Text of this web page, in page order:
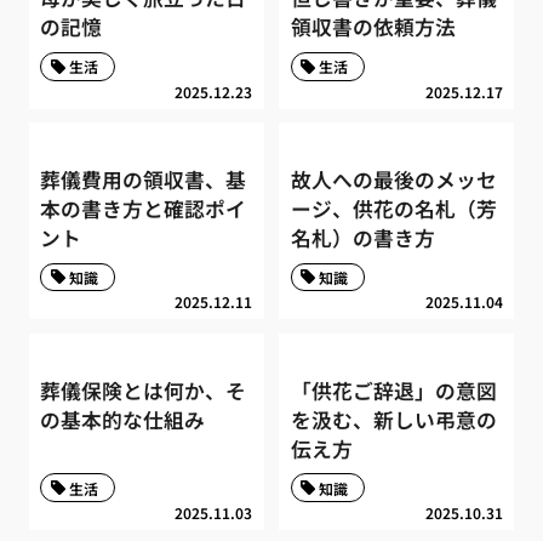
の記憶
2025.12.23
生活
領収書の依頼方法
2025.12.17
生活
葬儀費用の領収書、基
本の書き方と確認ポイ
ント
2025.12.11
知識
故人への最後のメッセ
ージ、供花の名札（芳
名札）の書き方
2025.11.04
知識
葬儀保険とは何か、そ
の基本的な仕組み
2025.11.03
生活
「供花ご辞退」の意図
を汲む、新しい弔意の
伝え方
2025.10.31
知識